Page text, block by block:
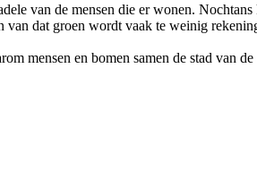
van de mensen die er wonen.
dat groen wordt vaak te weinig
mensen en bomen samen de stad van